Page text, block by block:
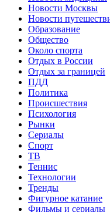
Новости Москвы
Новости
Образование
Общество
Около спорта
Отдых в России
Отдых за границей
ПДД
Политика
Происшествия
Психология
Рынки
Сериалы
Спорт
ТВ
Теннис
Технологии
Тренды
Фигурное катание
Фильмы и сериалы